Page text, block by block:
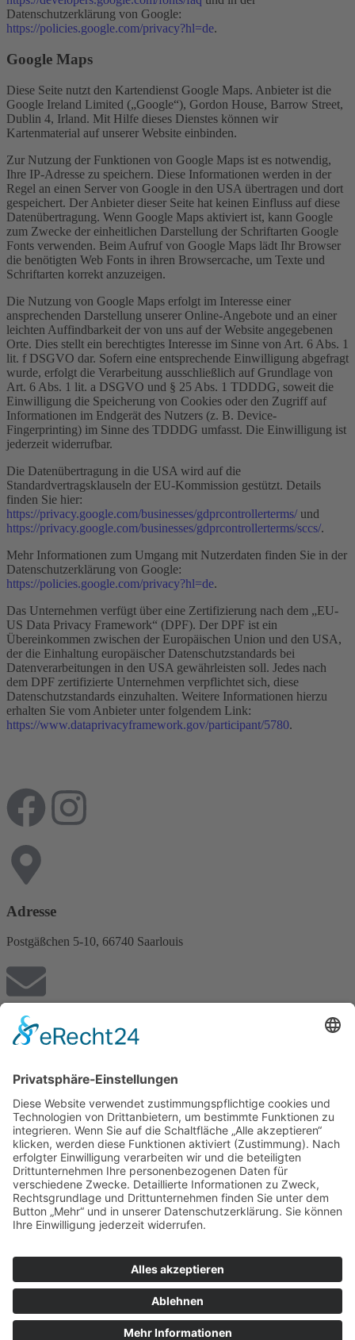
Datenschutzerklärung von Google:
https://policies.google.com/privacy?hl=de.
Google Maps
Diese Seite nutzt den Kartendienst Google Maps. Anbieter ist die
Google Ireland Limited („Google“), Gordon House, Barrow Street,
Dublin 4, Irland. Mit Hilfe dieses Dienstes können wir
Kartenmaterial auf unserer Website einbinden.
Zur Nutzung der Funktionen von Google Maps ist es notwendig,
Ihre IP-Adresse zu speichern. Diese Informationen werden in der
Regel an einen Server von Google in den USA übertragen und dort
gespeichert. Der Anbieter dieser Seite hat keinen Einfluss auf diese
Datenübertragung. Wenn Google Maps aktiviert ist, kann Google
zum Zwecke der einheitlichen Darstellung der Schriftarten Google
Fonts verwenden. Beim Aufruf von Google Maps lädt Ihr Browser
die benötigten Web Fonts in ihren Browsercache, um Texte und
Schriftarten korrekt anzuzeigen.
Die Nutzung von Google Maps erfolgt im Interesse einer
ansprechenden Darstellung unserer Online-Angebote und an einer
leichten Auffindbarkeit der von uns auf der Website angegebenen
Orte. Dies stellt ein berechtigtes Interesse im Sinne von Art. 6 Abs. 1
lit. f DSGVO dar. Sofern eine entsprechende Einwilligung abgefragt
wurde, erfolgt die Verarbeitung ausschließlich auf Grundlage von
Art. 6 Abs. 1 lit. a DSGVO und § 25 Abs. 1 TDDDG, soweit die
Einwilligung die Speicherung von Cookies oder den Zugriff auf
Informationen im Endgerät des Nutzers (z. B. Device-
Fingerprinting) im Sinne des TDDDG umfasst. Die Einwilligung ist
jederzeit widerrufbar.
Die Datenübertragung in die USA wird auf die
Standardvertragsklauseln der EU-Kommission gestützt. Details
finden Sie hier:
https://privacy.google.com/businesses/gdprcontrollerterms/ und
https://privacy.google.com/businesses/gdprcontrollerterms/sccs/.
Mehr Informationen zum Umgang mit Nutzerdaten finden Sie in der
Datenschutzerklärung von Google:
https://policies.google.com/privacy?hl=de.
Das Unternehmen verfügt über eine Zertifizierung nach dem „EU-
US Data Privacy Framework“ (DPF). Der DPF ist ein
Übereinkommen zwischen der Europäischen Union und den USA,
der die Einhaltung europäischer Datenschutzstandards bei
Datenverarbeitungen in den USA gewährleisten soll. Jedes nach
dem DPF zertifizierte Unternehmen verpflichtet sich, diese
Datenschutzstandards einzuhalten. Weitere Informationen hierzu
erhalten Sie vom Anbieter unter folgendem Link:
https://www.dataprivacyframework.gov/participant/5780.
Adresse
Postgäßchen 5-10, 66740 Saarlouis
E-Mail
Telefon
+49 6831 94960
© 2025 Alle Rechte vorbehalten